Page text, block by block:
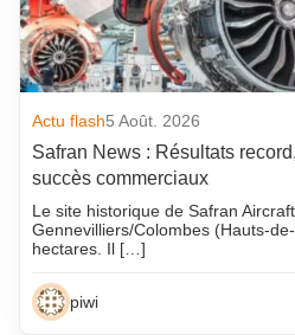
Actu flash5 Août. 2026
Safran News : Résultats
succès commerciaux
Le site historique de Safran
Gennevilliers/Colombes (Hauts-
hectares. Il […]
piwi